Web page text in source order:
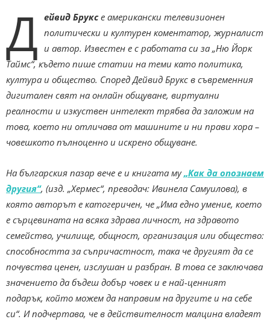
Д ейвид Бруксе американски телевизионен
политически и културен коментатор, журналист
и автор. Известен e с работата си за „Ню Йорк
Таймс“, където пише статии на теми като политика,
култура и общество. Според Дейвид Брукс в съвременния
дигитален свят на онлайн общуване, виртуални
реалности и изкуствен интелект трябва да заложим на
това, което ни отличава от машините и ни прави хора –
човешкото пълноценно и искрено общуване.
На българския пазар вече е и книгата му„Как да опознаем
другия“, (изд. „Хермес“, преводач: Ивинела Самуилова), в
която авторът е катогеричен, че „Има едно умение, което
е сърцевината на всяка здрава личност, на здравото
семейство, училище, общност, организация или общество:
способността за съпричастност, така че другият да се
почувства ценен, изслушан и разбран. В това се заключава
значението да бъдеш добър човек и е най-ценният
подарък, който можем да направим на другите и на себе
си“. И подчертава, че в действителност малцина владеят